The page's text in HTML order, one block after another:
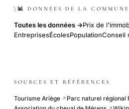
\📊 DONNÉES DE LA COMMUNE
Toutes les données →Prix de
EntreprisesÉcolesPopulationConseil
SOURCES ET RÉFÉRENCES
Tourisme Ariège ↗ Parc naturel régional